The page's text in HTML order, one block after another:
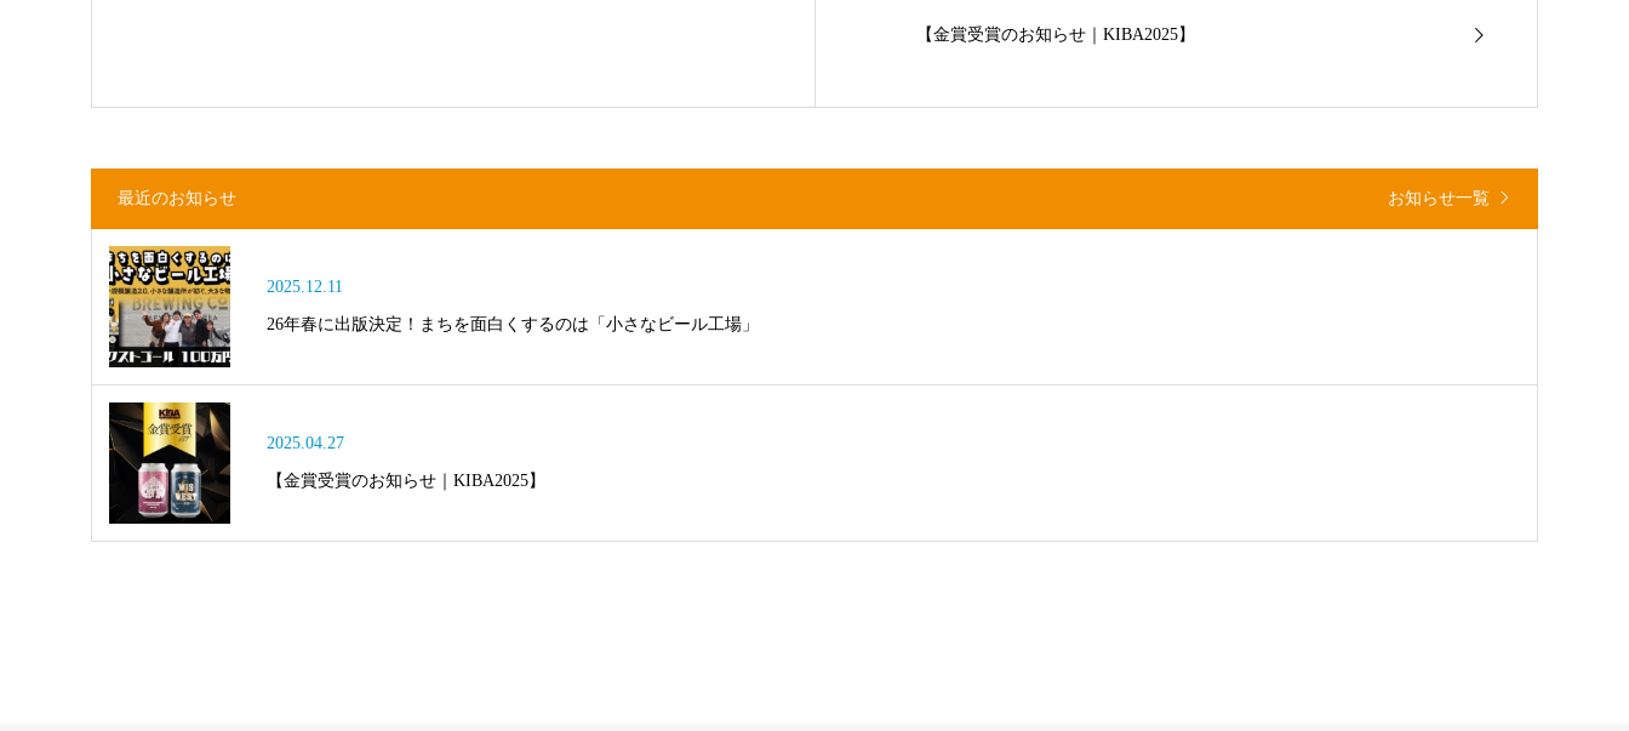
【金賞受賞のお知らせ｜KIBA2025】
最近のお知らせ お知らせ一覧
2025.12.11
26年春に出版決定！まちを面白くするのは「小さなビール工場」
2025.04.27
【金賞受賞のお知らせ｜KIBA2025】